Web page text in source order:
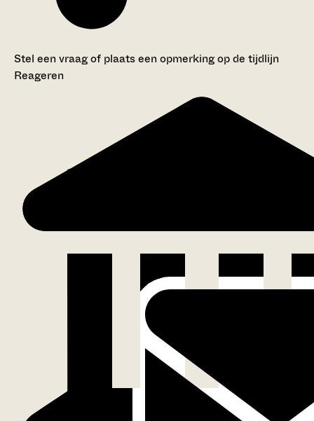
Stel een vraag of plaats een opmerking op de tijdlijn
Reageren